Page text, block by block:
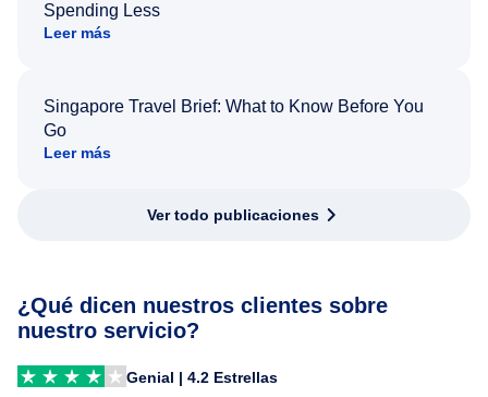
Spending Less
Leer más
Singapore Travel Brief: What to Know Before You
Go
Leer más
Ver todo publicaciones
¿Qué dicen nuestros clientes sobre
nuestro servicio?
Genial | 4.2 Estrellas